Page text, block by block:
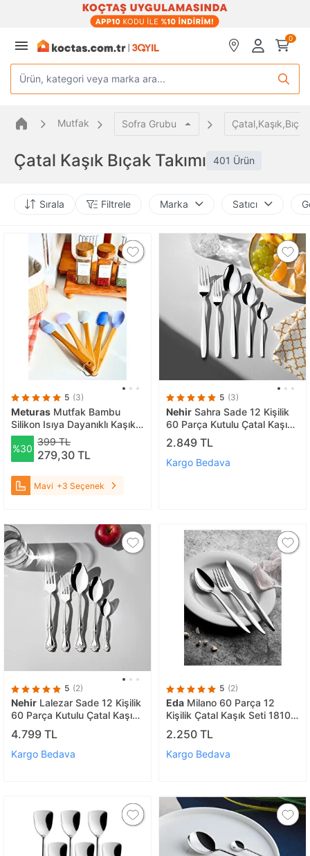
0
Ürün, kategori veya marka ara...
Mutfak Sofra Grubu Çatal,Kaşık,Bıçak
Çatal Kaşık Bıçak Takımı 401 Ürün
Sırala Filtrele Marka Satıcı
5 (3)
Meturas Mutfak Bambu
Silikon Isıya Dayanıklı Kaşık
Kepçe Takımı 5 Li Set
Spatula & Fırça Mavi Mavi
%30
399 TL
279,30 TL
Mavi +3 Seçenek
5 (3)
Nehir Sahra Sade 12 Kişilik
60 Parça Kutulu Çatal Kaşık
Takımı
2.849 TL
Kargo Bedava
5 (2)
Nehir Lalezar Sade 12 Kişilik
60 Parça Kutulu Çatal Kaşık
Takımı
4.799 TL
Kargo Bedava
5 (2)
Eda Milano 60 Parça 12
Kişilik Çatal Kaşık Seti 1810
Cr-ni
2.250 TL
Kargo Bedava